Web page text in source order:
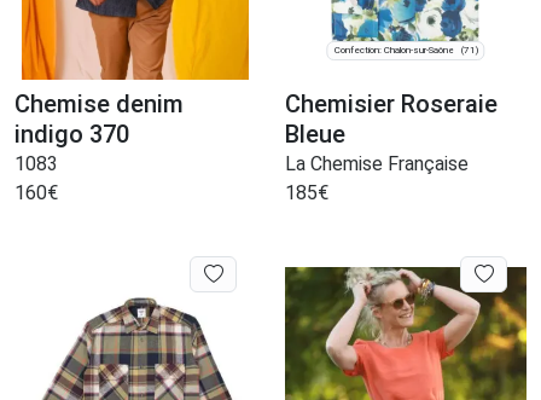
Chemise denim
indigo 370
1083
160€
Confection: Chalon-sur-Saône (71)
Chemisier Roseraie
Bleue
La Chemise Française
185€